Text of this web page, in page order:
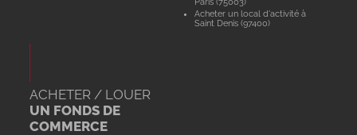
Acheter un local d'activité à
Saint Denis (97400)
ACHETER / LOUER
UN FONDS DE
COMMERCE